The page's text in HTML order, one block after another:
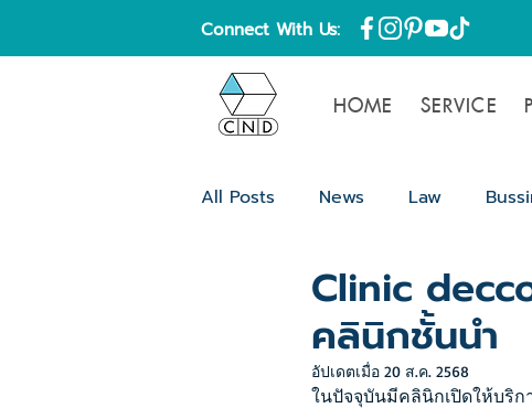
Connect With Us:
HOME SERVICE
All Posts News Law
Content Blog ความรู้
Clinic
คลินิกชั้นนำ
อัปเดตเมื่อ 20 ส.ค. 2568
ในปัจจุบันมีคลินิกเปิดให้บริ